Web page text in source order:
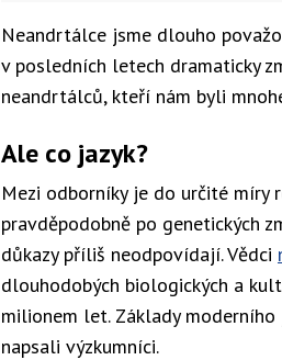
Neandrtálce jsme dlouho
v posledních letech dramaticky
neandrtálců, kteří nám byli
Ale co jazyk?
Mezi odborníky je do určité míry
pravděpodobně po genetických
důkazy příliš neodpovídají. Vědci
dlouhodobých biologických a
milionem let. Základy
napsali výzkumníci.